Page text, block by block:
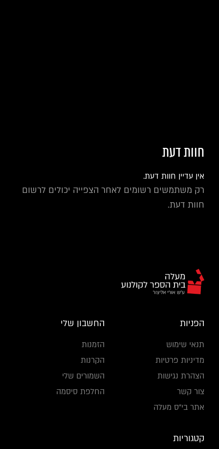
חוות דעת
אין עדיין חוות דעת.
רק משתמשים רשומים לאחר הצפייה יכולים לרשום
חוות דעת.
הפניות
תנאי שימוש
מדיניות פרטיות
הצהרת נגישות
צור קשר
אתר בי"ס מעלה
החשבון שלי
הזמנות
הקרנות
השמורים שלי
החלפת סיסמה
קטגוריות